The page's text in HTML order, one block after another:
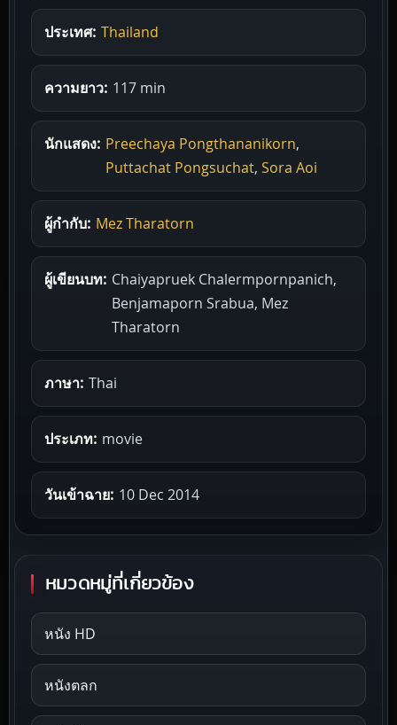
ประเทศ: Thailand
ความยาว: 117 min
นักแสดง: Preechaya Pongthananikorn,
Puttachat Pongsuchat, Sora Aoi
ผู้กำกับ: Mez Tharatorn
ผู้เขียนบท: Chaiyapruek Chalermpornpanich,
Benjamaporn Srabua, Mez
Tharatorn
ภาษา: Thai
ประเภท: movie
วันเข้าฉาย: 10 Dec 2014
หมวดหมู่ที่เกี่ยวข้อง
หนัง HD
หนังตลก